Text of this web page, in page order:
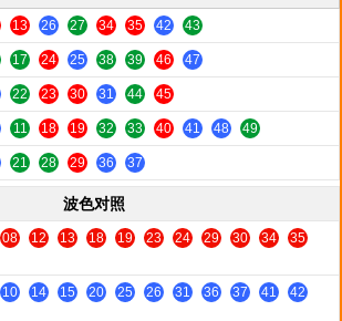
13 26 27 34 35 42 43
17 24 25 38 39 46 47
22 23 30 31 44 45
11 18 19 32 33 40 41 48 49
21 28 29 36 37
波色对照
08 12 13 18 19 23 24 29 30 34
35
10 14 15 20 25 26 31 36 37 41
42